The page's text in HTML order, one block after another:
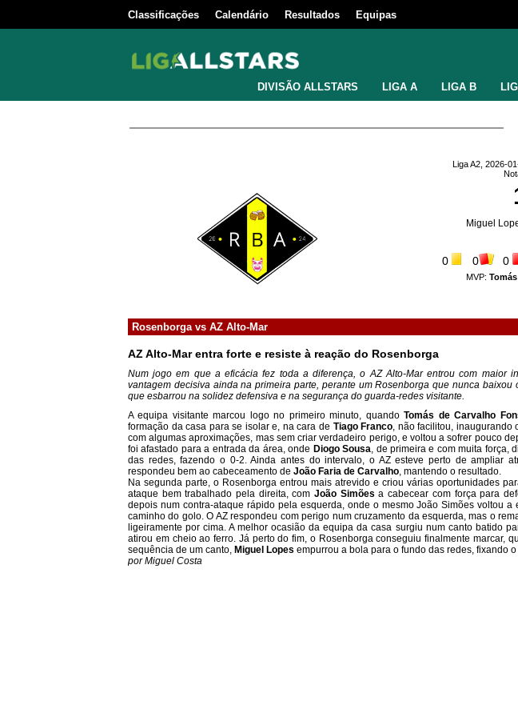
Classificações Calendário Resultados Equipas
DIVISÃO ALLSTARS LIGA A LIGA B
Liga A2, 2026-
Miguel
0 0 0
MVP:
Rosenborgavs AZ Alto-Mar
AZ Alto-Mar entra forte e resiste à reação do Rosenborga
Num jogo em que a eficácia fez toda a diferença, o AZ Alto-Mar entrou com maior
vantagem decisiva ainda na primeira parte, perante um Rosenborga que nunca
que esbarrou na solidez defensiva e na segurança do guarda-redes visitante.
A equipa visitante marcou logo no primeiro minuto, quandoTomás de Carvalho
formação da casa para se isolar e, na cara de Tiago Franco, não facilitou, inaugurando
com algumas aproximações, mas sem criar verdadeiro perigo, e voltou a sofrer pouco
foi afastado para a entrada da área, onde Diogo Sousa, de primeira e com muita força,
das redes, fazendo o 0-2. Ainda antes do intervalo, o AZ esteve perto de ampliar
respondeu bem ao cabeceamento de João Faria de Carvalho, mantendo o resultado.
Na segunda parte, o Rosenborga entrou mais atrevido e criou várias oportunidades
ataque bem trabalhado pela direita, comJoão Simões a cabecear com força para
depois num contra-ataque rápido pela esquerda, onde o mesmoJoão Simões voltou a
caminho do golo. O AZ respondeu com perigo num cruzamento da esquerda, mas o
ligeiramente por cima. A melhor ocasião da equipa da casa surgiu num canto batido
atirou em cheio ao ferro. Já perto do fim, o Rosenborga conseguiu finalmente marcar,
sequência de um canto, Miguel Lopes empurrou a bola para o fundo das redes, fixando
por Miguel Costa